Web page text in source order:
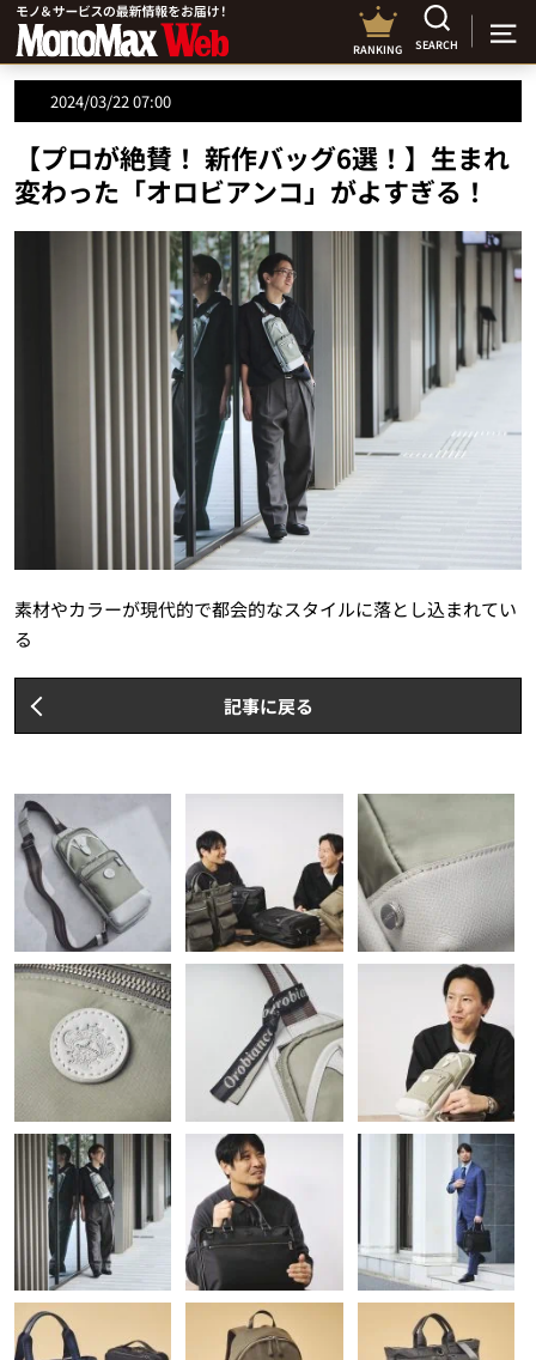
RANKING SEARCH
2024/03/22 07:00
【プロが絶賛！ 新作バッグ6選！】生まれ
変わった「オロビアンコ」がよすぎる！
素材やカラーが現代的で都会的なスタイルに落とし込まれてい
る
記事に戻る